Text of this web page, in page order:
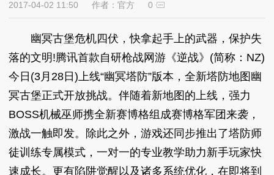
2017-04-02 11:50 作者：官方 0
幽冥古堡危机四伏，快拿起手上的武器，保护失
落的文明!腾讯首款自研枪战网游《逆战》(简称：NZ)
今日(3月28日)上线“幽冥塔防”版本，全新塔防地图幽
冥古堡正式开放挑战。伴随着新地图的上线，强力
BOSS机械巫师携全新赛博格组成赛博格军团来袭，
激战一触即发。除此之外，游戏还同步推出了塔防师
徒训练专属模式，一对一的专业教学助力新手玩家快
速成长。更有陷阱觉醒以及诸多系统优化，在即将到